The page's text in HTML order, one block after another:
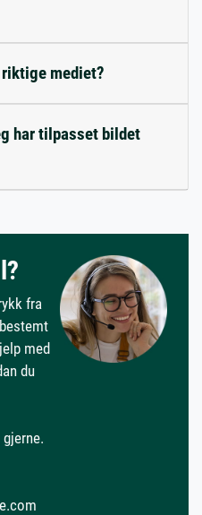
mediet?
har tilpasset bildet
fra
med
du